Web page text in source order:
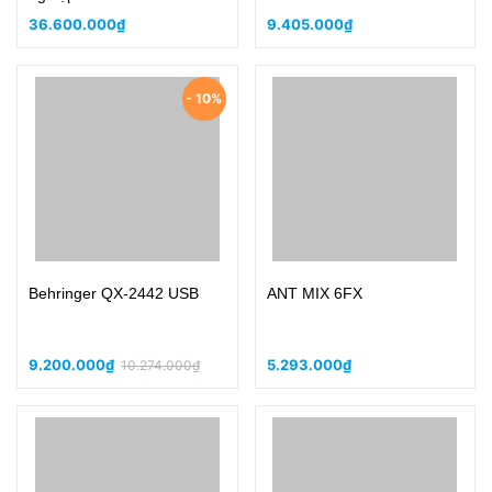
36.600.000₫
9.405.000₫
- 10%
Behringer QX-2442 USB
9.200.000₫ 10.274.000₫
ANT MIX 6FX
5.293.000₫